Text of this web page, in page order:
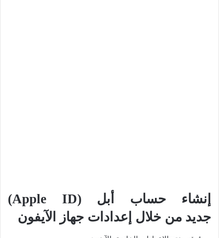
إنشاء حساب أبل (Apple ID)
جديد من خلال إعدادات جهاز الآيفون